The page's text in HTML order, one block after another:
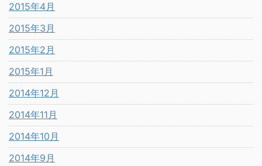
2015年4月
2015年3月
2015年2月
2015年1月
2014年12月
2014年11月
2014年10月
2014年9月